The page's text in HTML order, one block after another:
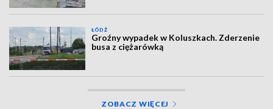
ŁÓDŹ
Groźny wypadek w Koluszkach. Zderzenie
busa z ciężarówką
ZOBACZ WIĘCEJ